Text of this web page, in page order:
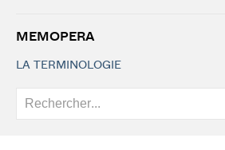
MEMOPERA
LA TERMINOLOGIE